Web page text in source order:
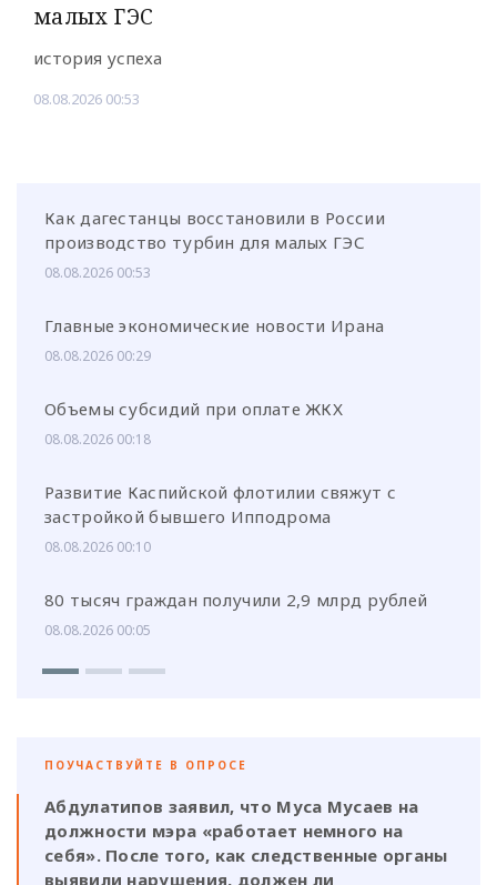
малых ГЭС
история успеха
08.08.2026 00:53
Как дагестанцы восстановили в России
производство турбин для малых ГЭС
08.08.2026 00:53
Главные экономические новости Ирана
08.08.2026 00:29
Объемы субсидий при оплате ЖКХ
08.08.2026 00:18
Развитие Каспийской флотилии свяжут с
застройкой бывшего Ипподрома
08.08.2026 00:10
80 тысяч граждан получили 2,9 млрд рублей
08.08.2026 00:05
ПОУЧАСТВУЙТЕ В ОПРОСЕ
Абдулатипов заявил, что Муса Мусаев на
должности мэра «работает немного на
себя». После того, как следственные органы
выявили нарушения, должен ли